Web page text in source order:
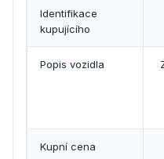
Identifikace
kupujícího
Popis vozidla
Kupní cena